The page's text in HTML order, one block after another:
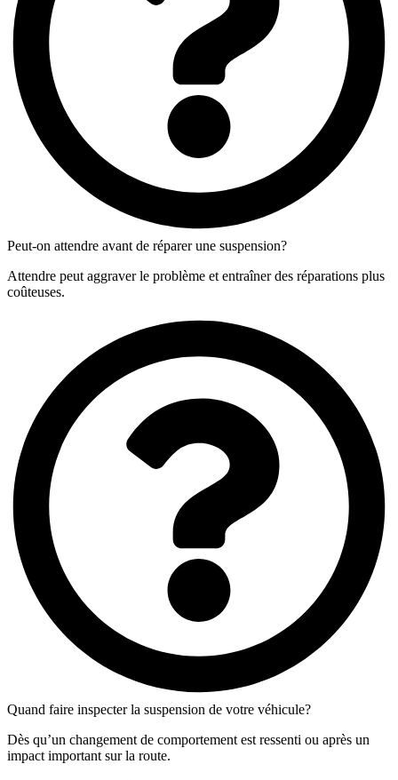
Peut-on attendre avant de réparer une suspension?
Attendre peut aggraver le problème et entraîner des réparations plus
coûteuses.
Quand faire inspecter la suspension de votre véhicule?
Dès qu’un changement de comportement est ressenti ou après un
impact important sur la route.